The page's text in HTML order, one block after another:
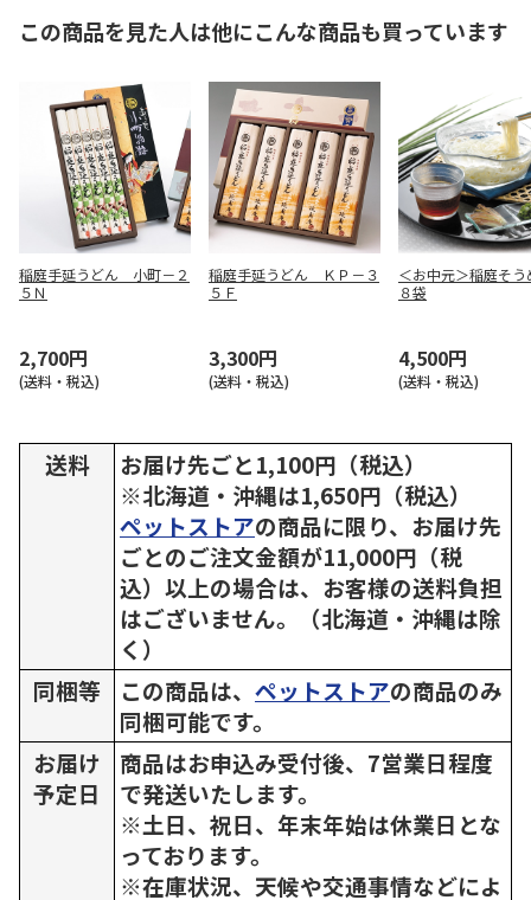
この商品を見た人は他にこんな商品も買っています
稲庭手延うどん 小町－２
５Ｎ
2,700円
(送料・税込)
稲庭手延うどん ＫＰ－３
５Ｆ
3,300円
(送料・税込)
＜お中元＞稲庭そ
８袋
4,500円
(送料・税込)
送料
お届け先ごと1,100円（税込）
※北海道・沖縄は1,650円（税込）
ペットストアの商品に限り、お届け先
ごとのご注文金額が11,000円（税
込）以上の場合は、お客様の送料負担
はございません。（北海道・沖縄は除
く）
同梱等
この商品は、 ペットストアの商品のみ
同梱可能です。
お届け
予定日
商品はお申込み受付後、7営業日程度
で発送いたします。
※土日、祝日、年末年始は休業日とな
っております。
※在庫状況、天候や交通事情などによ